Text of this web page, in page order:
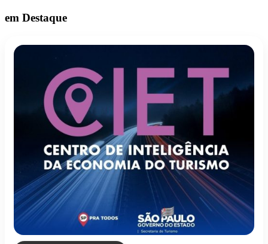
em Destaque